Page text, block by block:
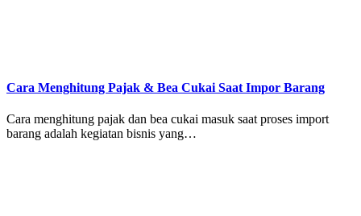
Cara Menghitung Pajak & Bea Cukai Saat Impor Barang
Cara menghitung pajak dan bea cukai masuk saat proses import
barang adalah kegiatan bisnis yang…